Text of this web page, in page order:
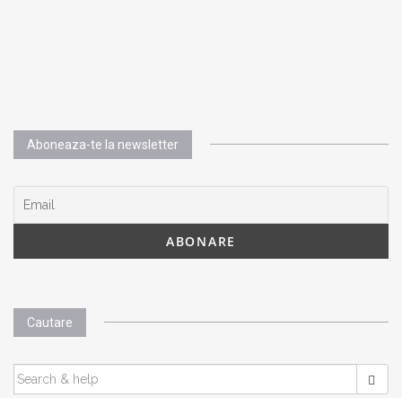
Aboneaza-te la newsletter
Cautare
SEARCH
FOR: